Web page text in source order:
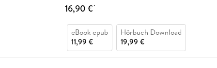
16,90 €*
eBook epub
11,99 €
Hörbuch Download
19,99 €